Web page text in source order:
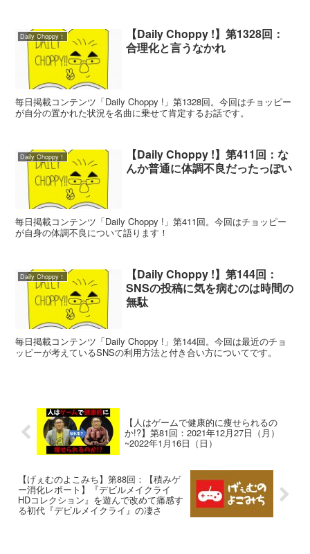
Daily Choppy！
【Daily Choppy !】第1328回：
合理化と言うなかれ
毎日掲載コンテンツ「Daily Choppy !」第1328回。今回はチョッピー
が自分の置かれた状況を名曲に乗せて肯定するお話です。
Daily Choppy！
【Daily Choppy !】第411回：な
んか普通に体調不良だったっぽい
毎日掲載コンテンツ「Daily Choppy !」第411回。今回はチョッピー
が自身の体調不良について語ります！
Daily Choppy！
【Daily Choppy !】第144回：
SNSの投稿に気を病むのは時間の
無駄
毎日掲載コンテンツ「Daily Choppy !」第144回。今回は最近のチョ
ッピーが考えているSNSの利用方法と付き合い方についてです。
【人はゲームで健康的に痩せられるの
か!?】第81回：2021年12月27日（月）
~2022年1月16日（日）
【げぇむのよこみち】第88回：【積みゲ
ー消化レポート】『デビルメイクライ
HDコレクション』を遊んで改めて痛感す
る初代『デビルメイクライ』の凄さ